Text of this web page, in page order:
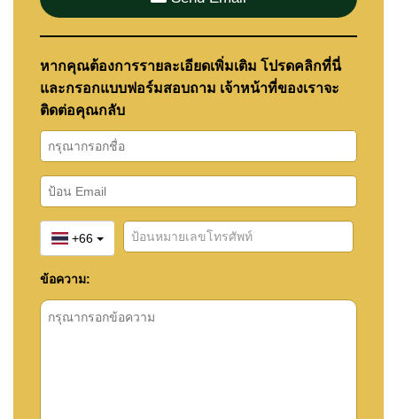
หากคุณต้องการรายละเอียดเพิ่มเติม โปรดคลิกที่นี่
และกรอกแบบฟอร์มสอบถาม เจ้าหน้าที่ของเราจะ
ติดต่อคุณกลับ
+66
ข้อความ: